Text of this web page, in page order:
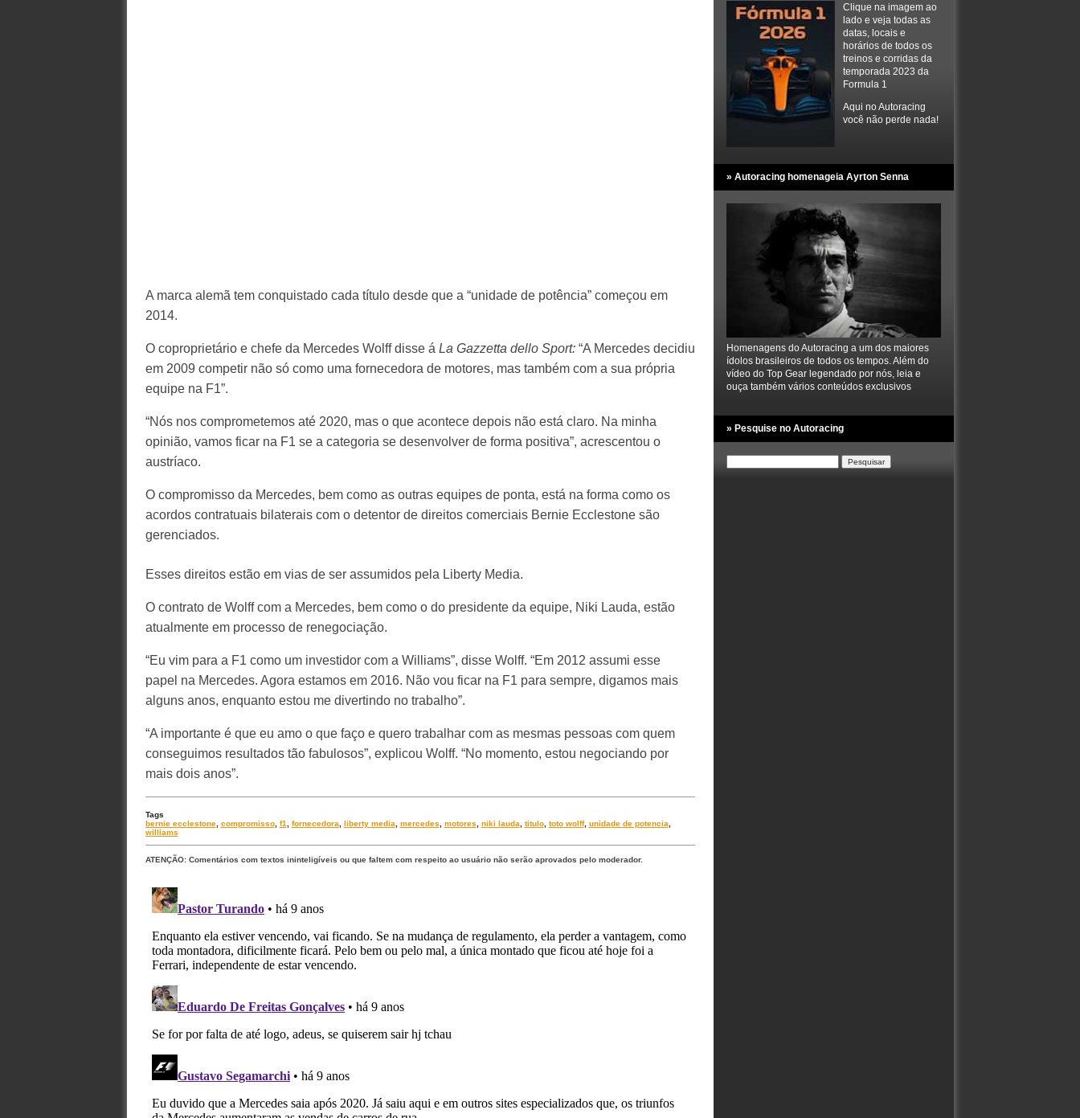
A marca alemã tem conquistado cada título desde que a “unidade de potência” começou em
2014.
O coproprietário e chefe da Mercedes Wolff disse á La Gazzetta dello Sport:“A Mercedes decidiu
em 2009 competir não só como uma fornecedora de motores, mas também com a sua própria
equipe na F1”.
“Nós nos comprometemos até 2020, mas o que acontece depois não está claro. Na minha
opinião, vamos ficar na F1 se a categoria se desenvolver de forma positiva”, acrescentou o
austríaco.
O compromisso da Mercedes, bem como as outras equipes de ponta, está na forma como os
acordos contratuais bilaterais com o detentor de direitos comerciais Bernie Ecclestone são
gerenciados.
Esses direitos estão em vias de ser assumidos pela Liberty Media.
O contrato de Wolff com a Mercedes, bem como o do presidente da equipe, Niki Lauda, estão
atualmente em processo de renegociação.
“Eu vim para a F1 como um investidor com a Williams”, disse Wolff. “Em 2012 assumi esse
papel na Mercedes. Agora estamos em 2016. Não vou ficar na F1 para sempre, digamos mais
alguns anos, enquanto estou me divertindo no trabalho”.
“A importante é que eu amo o que faço e quero trabalhar com as mesmas pessoas com quem
conseguimos resultados tão fabulosos”, explicou Wolff. “No momento, estou negociando por
mais dois anos”.
Tags
bernie ecclestone, compromisso, f1 fornecedora liberty media mercedes motores niki lauda titulo, toto wolff, unidade de potencia
williams
ATENÇÃO: Comentários com textos ininteligíveis ou que faltem com respeito ao usuário não serão aprovados pelo moderador.
Clique na imagem ao
lado e veja todas as
datas, locais e
horários de todos os
treinos e corridas da
temporada 2023 da
Formula 1
Aqui no Autoracing
você não perde nada!
» Autoracing homenageia Ayrton Senna
Homenagens do Autoracing a um dos maiores
ídolos brasileiros de todos os tempos. Além do
vídeo do Top Gear legendado por nós, leia e
ouça também vários conteúdos exclusivos
» Pesquise no Autoracing
Pesquisar
por: